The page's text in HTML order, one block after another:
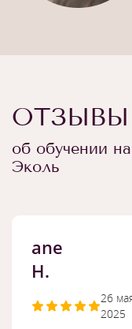
об обучении
Эколь
ane
H.
26
2025